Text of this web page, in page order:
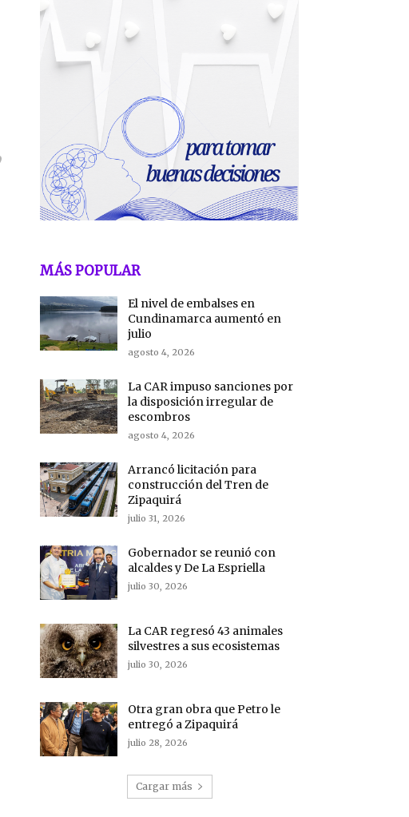
MÁS POPULAR
El nivel de embalses en
Cundinamarca aumentó en
julio
agosto 4, 2026
La CAR impuso sanciones por
la disposición irregular de
escombros
agosto 4, 2026
Arrancó licitación para
construcción del Tren de
Zipaquirá
julio 31, 2026
Gobernador se reunió con
alcaldes y De La Espriella
julio 30, 2026
La CAR regresó 43 animales
silvestres a sus ecosistemas
julio 30, 2026
Otra gran obra que Petro le
entregó a Zipaquirá
julio 28, 2026
Cargar más